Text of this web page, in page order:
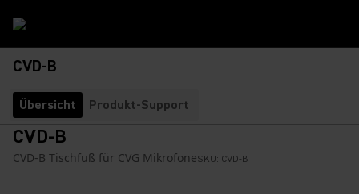
CVD-B
Übersicht Produkt-Support
CVD-B
CVD-B Tischfuß für CVG MikrofoneSKU: CVD-B